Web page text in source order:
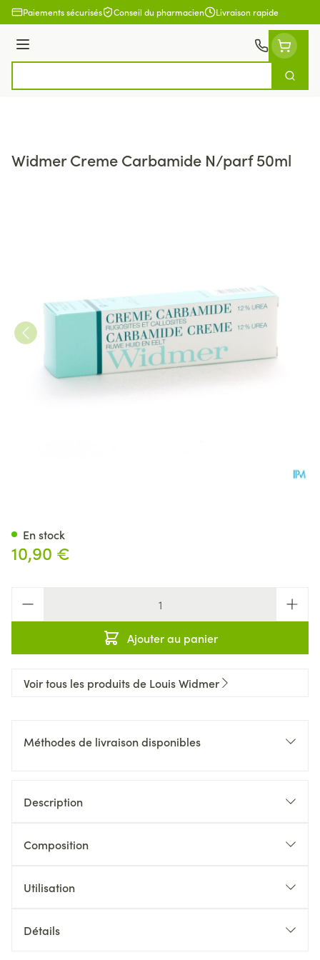
Aller au contenu
Paiements sécurisés Conseil du pharmacien Livraison rapide
Menu
Widmer Creme Carbamide N/parf 50ml
10,90 €
Ajouter au panier
En stock
Voir tous les produits de Louis Widmer
Méthodes de livraison disponibles
Description
Composition
Utilisation
Détails